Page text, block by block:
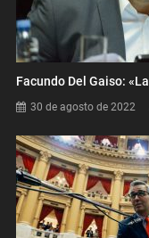
Facundo Del Gaiso:
30 de agosto de 2022